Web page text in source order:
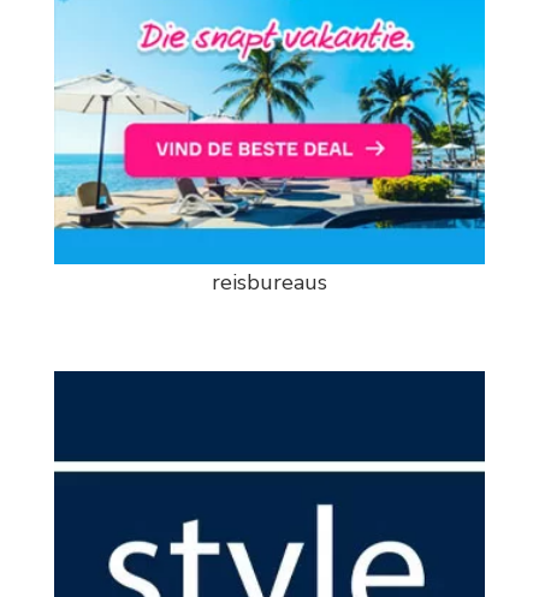
reisbureaus